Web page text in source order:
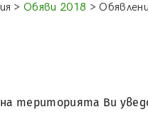
>Обяви 2018 >
на територията Ви